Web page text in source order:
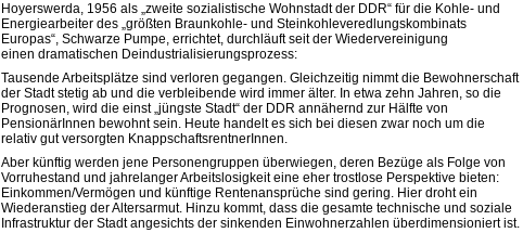
Hoyerswerda, 1956 als „zweite sozialistische Wohnstadt der DDR“ für die Kohle- und
Energiearbeiter des „größten Braunkohle- und Steinkohleveredlungskombinats
Europas“, Schwarze Pumpe, errichtet, durchläuft seit der Wiedervereinigung
einen dramatischen Deindustrialisierungsprozess:
Tausende Arbeitsplätze sind verloren gegangen. Gleichzeitig nimmt die Bewohnerschaft
der Stadt stetig ab und die verbleibende wird immer älter. In etwa zehn Jahren, so die
Prognosen, wird die einst „jüngste Stadt“ der DDR annähernd zur Hälfte von
PensionärInnen bewohnt sein. Heute handelt es sich bei diesen zwar noch um die
relativ gut versorgten KnappschaftsrentnerInnen.
Aber künftig werden jene Personengruppen überwiegen, deren Bezüge als Folge von
Vorruhestand und jahrelanger Arbeitslosigkeit eine eher trostlose Perspektive bieten:
Einkommen/Vermögen und künftige Rentenansprüche sind gering. Hier droht ein
Wiederanstieg der Altersarmut. Hinzu kommt, dass die gesamte technische und soziale
Infrastruktur der Stadt angesichts der sinkenden Einwohnerzahlen überdimensioniert ist.